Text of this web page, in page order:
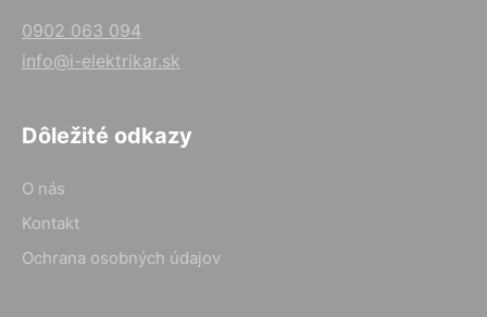
0902 063 094
info@i-elektrikar.sk
Dôležité odkazy
O nás
Kontakt
Ochrana osobných údajov